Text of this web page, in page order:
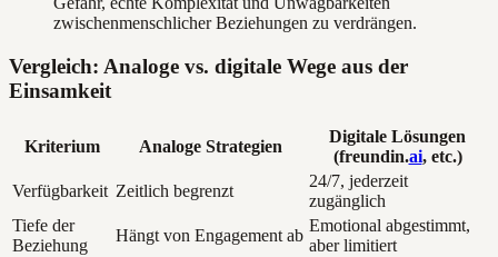
zwischenmenschlicher Beziehungen zu verdrängen.
Vergleich: Analoge vs. digitale Wege aus der
Einsamkeit
Kriterium Analoge Strategien
Digitale Lösungen
(freundin.ai, etc.)
Verfügbarkeit Zeitlich begrenzt
24/7, jederzeit
zugänglich
Tiefe der
Beziehung
Hängt von Engagement ab
Emotional abgestimmt,
aber limitiert